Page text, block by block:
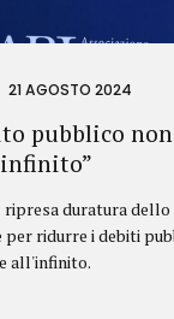
21 AGOSTO 2024
pubblico
duratura dello
ridurre i debiti
all'infinito.